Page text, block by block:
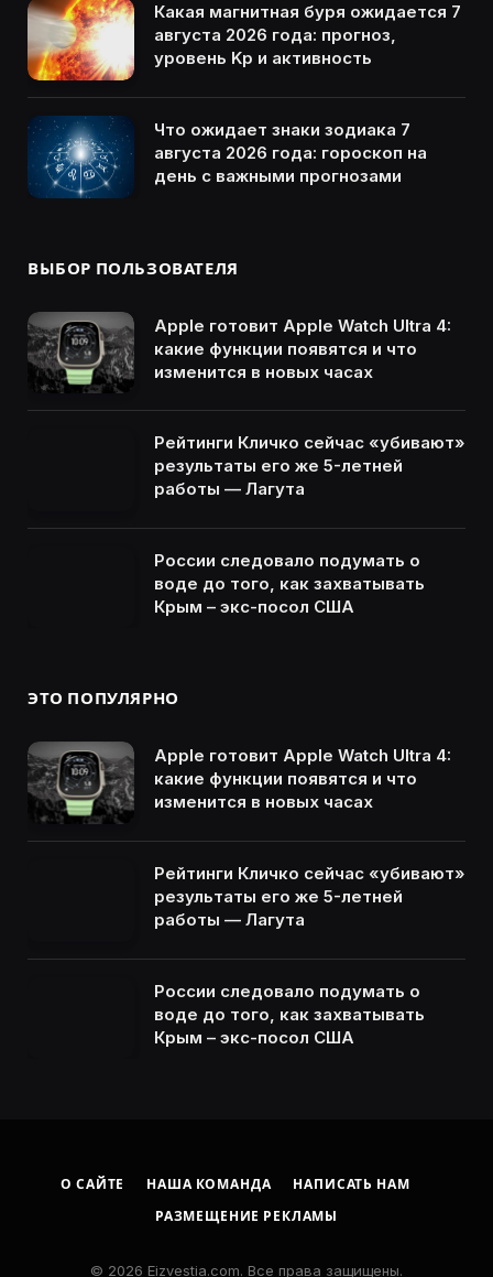
Какая магнитная буря ожидается 7
августа 2026 года: прогноз,
уровень Kp и активность
Что ожидает знаки зодиака 7
августа 2026 года: гороскоп на
день с важными прогнозами
ВЫБОР ПОЛЬЗОВАТЕЛЯ
Apple готовит Apple Watch Ultra 4:
какие функции появятся и что
изменится в новых часах
Рейтинги Кличко сейчас «убивают»
результаты его же 5-летней
работы — Лагута
России следовало подумать о
воде до того, как захватывать
Крым – экс-посол США
ЭТО ПОПУЛЯРНО
Apple готовит Apple Watch Ultra 4:
какие функции появятся и что
изменится в новых часах
Рейтинги Кличко сейчас «убивают»
результаты его же 5-летней
работы — Лагута
России следовало подумать о
воде до того, как захватывать
Крым – экс-посол США
О САЙТЕ НАША КОМАНДА
НАПИСАТЬ НАМ
РАЗМЕЩЕНИЕ РЕКЛАМЫ
© 2026 Eizvestia.com. Все права защищены.